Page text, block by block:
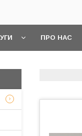
ПРО НАС